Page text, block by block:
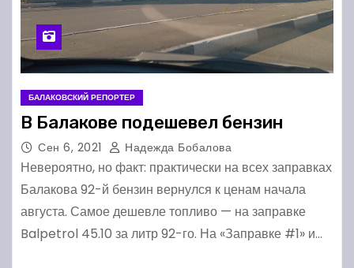
БАЛАКОВСКИЙ РЕПОРТЕР
В Балакове подешевел бензин
Сен 6, 2021 Надежда Бобалова
Невероятно, но факт: практически на всех заправках
Балакова 92-й бензин вернулся к ценам начала
августа. Самое дешевле топливо — на заправке
Balpetrol 45.10 за литр 92-го. На «Заправке #1» и…